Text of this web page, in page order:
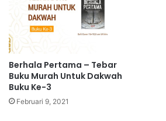
Berhala Pertama – Tebar
Buku Murah Untuk Dakwah
Buku Ke-3
Februari 9, 2021